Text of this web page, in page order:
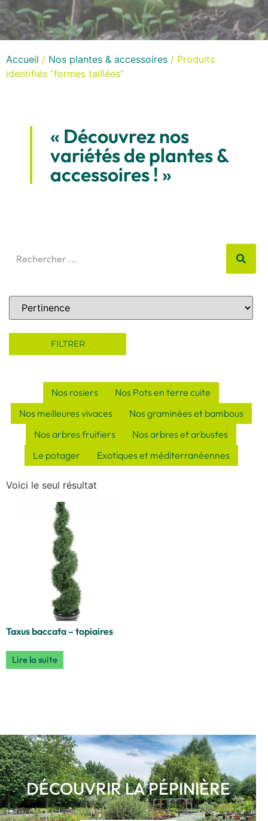
Accueil / Nos plantes & accessoires / Produits
identifiés “formes taillées”
« Découvrez nos
variétés de plantes &
accessoires ! »
Sort Products
FILTRER
Nos rosiers
Nos Pots en terre cuite
Nos meilleures vivaces
Nos graminées et bambous
Nos arbres fruitiers
Nos arbres et arbustes
Le potager
Exotiques et méditerranéennes
Voici le seul résultat
Taxus baccata – topiaires
Lire la suite
DÉCOUVRIR LA PÉPINIÈRE